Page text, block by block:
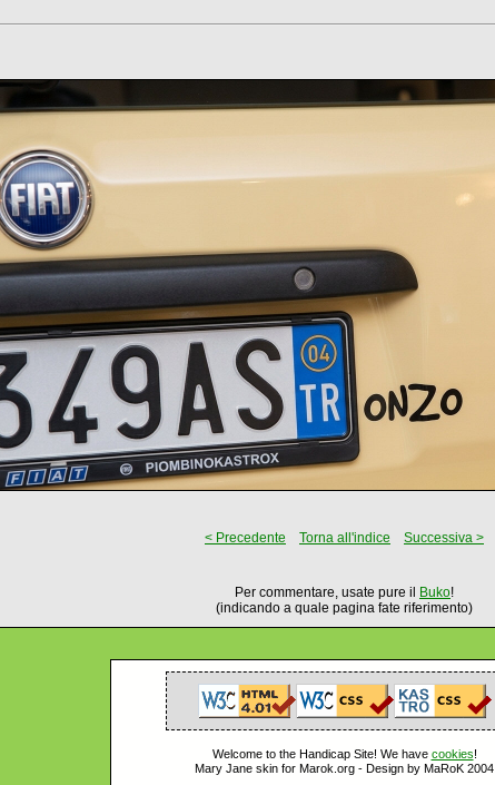
< Precedente Torna all'indice Successiva >
Per commentare, usate pure il Buko!
(indicando a quale pagina fate riferimento)
Welcome to the Handicap Site! We have cookies!
Mary Jane skin for Marok.org - Design by MaRoK 2004